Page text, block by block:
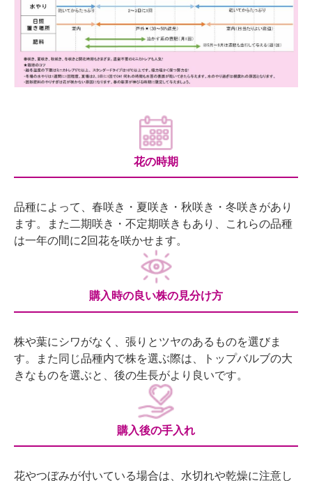
花の時期
品種によって、春咲き・夏咲き・秋咲き・冬咲きがあり
ます。また二期咲き・不定期咲きもあり、これらの品種
は一年の間に2回花を咲かせます。
購入時の良い株の見分け方
株や葉にシワがなく、張りとツヤのあるものを選びま
す。また同じ品種内で株を選ぶ際は、トップバルブの大
きなものを選ぶと、後の生長がより良いです。
購入後の手入れ
花やつぼみが付いている場合は、水切れや乾燥に注意し